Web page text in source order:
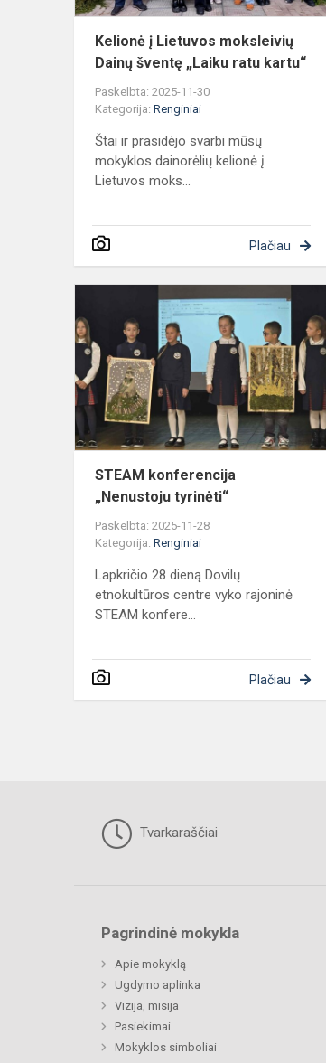
Kelionė į Lietuvos moksleivių
Dainų šventę „Laiku ratu kartu“
Paskelbta: 2025-11-30
Kategorija: Renginiai
Štai ir prasidėjo svarbi mūsų
mokyklos dainorėlių kelionė į
Lietuvos moks...
Plačiau
STEAM konferencija
„Nenustoju tyrinėti“
Paskelbta: 2025-11-28
Kategorija: Renginiai
Lapkričio 28 dieną Dovilų
etnokultūros centre vyko rajoninė
STEAM konfere...
Plačiau
Tvarkaraščiai
Pagrindinė mokykla
Apie mokyklą
Ugdymo aplinka
Vizija, misija
Pasiekimai
Mokyklos simboliai